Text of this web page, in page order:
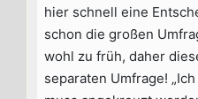
hier schnell eine
schon die großen
wohl zu früh, daher
separaten Umfrage!